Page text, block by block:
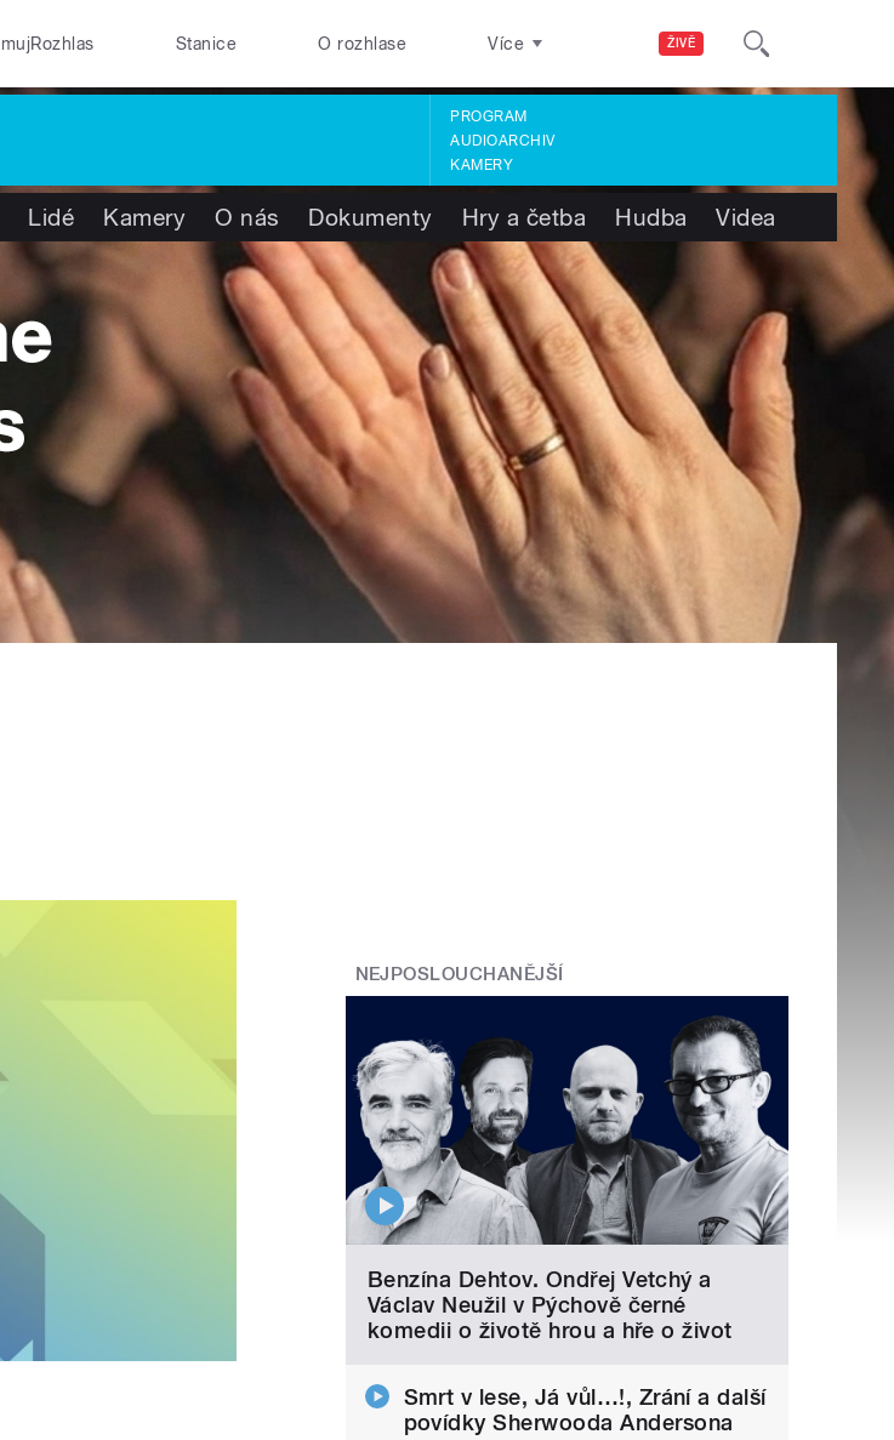
ŽIVĚ
mujRozhlas Stanice O rozhlase Více
PROGRAM
AUDIOARCHIV
KAMERY
Lidé Kamery O nás Dokumenty Hry a četba Hudba Videa
NEJPOSLOUCHANĚJŠÍ
Benzína Dehtov. Ondřej Vetchý a
Václav Neužil v Pýchově černé
komedii o životě hrou a hře o život
Smrt v lese, Já vůl…!, Zrání a další
povídky Sherwooda Andersona